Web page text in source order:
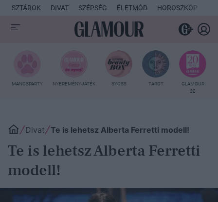
SZTÁROK DIVAT SZÉPSÉG ÉLETMÓD HOROSZKÓP
MANCSPARTY NYEREMÉNYJÁTÉK SYOSS TAROT
GLAMOUR
20
Divat Te is lehetsz Alberta Ferretti modell!
Te is lehetsz Alberta Ferretti
modell!